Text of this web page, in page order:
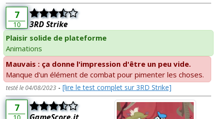
7
10 3RD Strike
Plaisir solide de plateforme
Animations
Mauvais : ça donne l'impression d'être un peu vide.
Manque d'un élément de combat pour pimenter les choses.
testé le 04/08/2023 - [lire le test complet sur 3RD Strike]
7